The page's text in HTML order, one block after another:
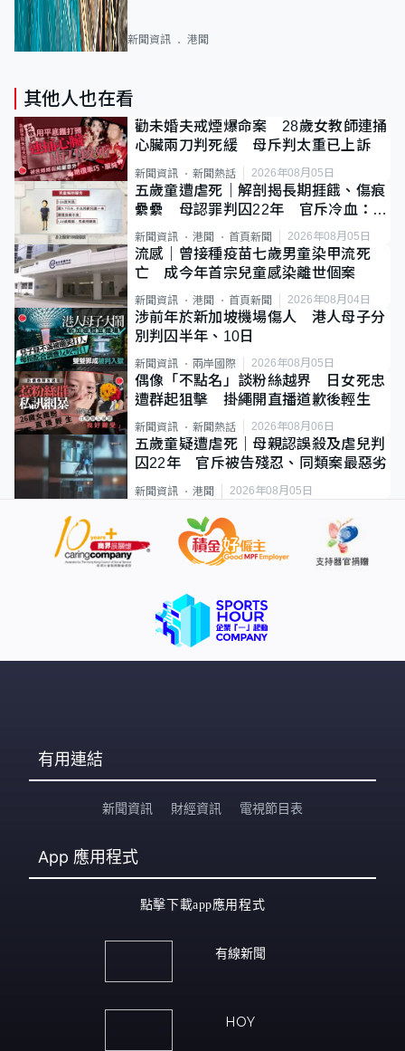
新聞資訊 港聞
其他人也在看
勸未婚夫戒煙爆命案 28歲女教師連捅
心臟兩刀判死緩 母斥判太重已上訴
新聞資訊 新聞熱話 2026年08月05日
五歲童遭虐死｜解剖揭長期捱餓、傷痕
纍纍 母認罪判囚22年 官斥冷血：同
類案最惡劣
新聞資訊 港聞 首頁新聞 2026年08月05日
流感｜曾接種疫苗七歲男童染甲流死
亡 成今年首宗兒童感染離世個案
新聞資訊 港聞 首頁新聞 2026年08月04日
涉前年於新加坡機場傷人 港人母子分
別判囚半年、10日
新聞資訊 兩岸國際 2026年08月05日
偶像「不點名」談粉絲越界 日女死忠
遭群起狙擊 掛繩開直播道歉後輕生
新聞資訊 新聞熱話 2026年08月06日
五歲童疑遭虐死｜母親認誤殺及虐兒判
囚22年 官斥被告殘忍、同類案最惡劣
新聞資訊 港聞 2026年08月05日
有用連結
新聞資訊 財經資訊 電視節目表
App 應用程式
點擊下載app應用程式
有線新聞
HOY